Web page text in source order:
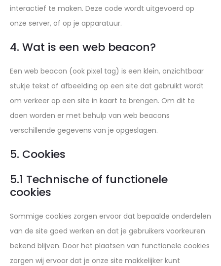
interactief te maken. Deze code wordt uitgevoerd op
onze server, of op je apparatuur.
4. Wat is een web beacon?
Een web beacon (ook pixel tag) is een klein, onzichtbaar
stukje tekst of afbeelding op een site dat gebruikt wordt
om verkeer op een site in kaart te brengen. Om dit te
doen worden er met behulp van web beacons
verschillende gegevens van je opgeslagen.
5. Cookies
5.1 Technische of functionele
cookies
Sommige cookies zorgen ervoor dat bepaalde onderdelen
van de site goed werken en dat je gebruikers voorkeuren
bekend blijven. Door het plaatsen van functionele cookies
zorgen wij ervoor dat je onze site makkelijker kunt